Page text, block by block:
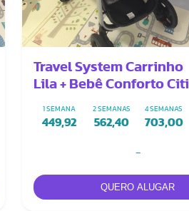
Travel System Carrinho
Lila + Bebê Conforto Citi
1 SEMANA
449,92
2 SEMANAS
562,40
4 SEMANAS
703,00
-